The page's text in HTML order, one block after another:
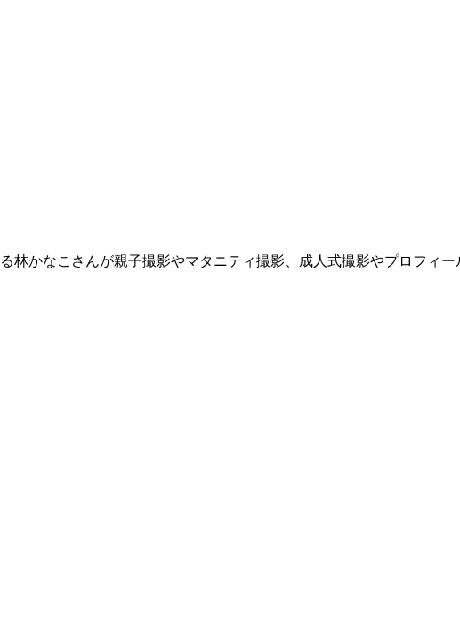
林かなこさんが親子撮影やマタニティ撮影、成人式撮影やプロフィ